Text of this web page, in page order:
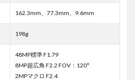
162.3mm、77.3mm、9.6mm
198g
48MP標準 F1.79
8MP超広角 F2.2 FOV：120°
2MPマクロ F2.4